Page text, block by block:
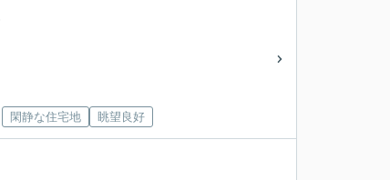
閑静な住宅地 眺望良好